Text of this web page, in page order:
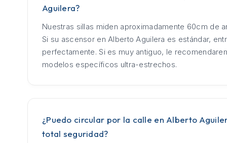
Aguilera?
Nuestras sillas miden aproximadamente 60cm de
Si su ascensor en Alberto Aguilera es estándar,
perfectamente. Si es muy antiguo, le
modelos específicos ultra-estrechos.
¿Puedo circular por la calle en Alberto
total seguridad?